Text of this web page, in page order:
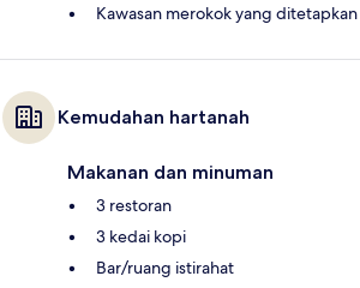
Kawasan merokok yang
Kemudahan hartanah
Makanan dan minuman
3 restoran
3 kedai kopi
Bar/ruang istirahat